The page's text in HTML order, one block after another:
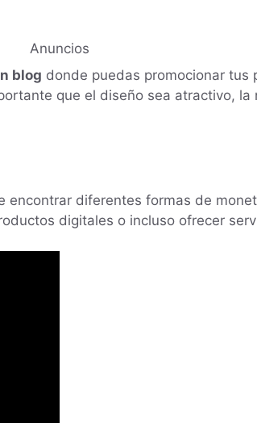
Anuncios
blog donde puedas promocionar tus
que el diseño sea atractivo,
encontrar diferentes formas de
digitales o incluso ofrecer